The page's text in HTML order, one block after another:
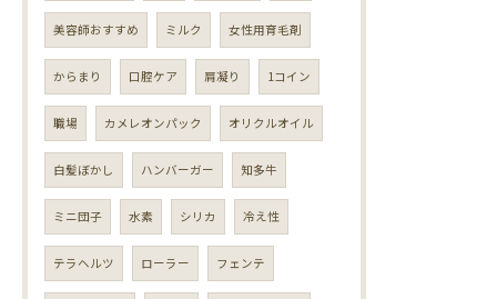
美容師おすすめ ミルク 女性用育毛剤
からまり 口腔ケア 肩凝り 1コイン
職場 カメレオンパック オリクルオイル
白髪ぼかし ハンバーガー 知多牛
ミニ団子 水素 シリカ 冷え性
テラヘルツ ローラー フェンテ